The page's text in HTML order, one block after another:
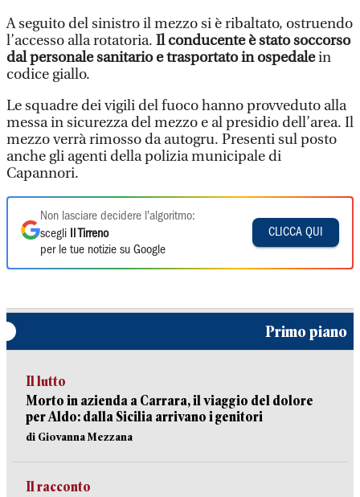
A seguito del sinistro il mezzo si è ribaltato, ostruendo
l’accesso alla rotatoria. Il conducente è stato soccorso
dal personale sanitario e trasportato in ospedalein
codice giallo.
Le squadre dei vigili del fuoco hanno provveduto alla
messa in sicurezza del mezzo e al presidio dell’area. Il
mezzo verrà rimosso da autogru. Presenti sul posto
anche gli agenti della polizia municipale di
Capannori.
Non lasciare decidere l'algoritmo:
scegli
Il Tirreno
per le tue notizie su Google
CLICCA QUI
Primo piano
Il lutto
Morto in azienda a Carrara, il viaggio del dolore
per Aldo: dalla Sicilia arrivano i genitori
di Giovanna Mezzana
Il racconto